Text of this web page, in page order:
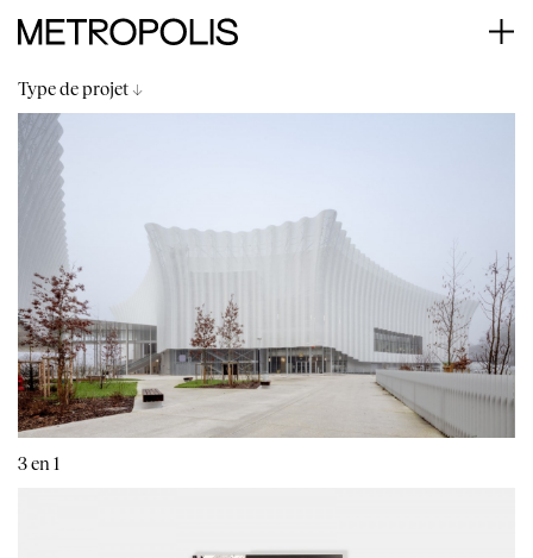
Type de projet ↓
3 en 1